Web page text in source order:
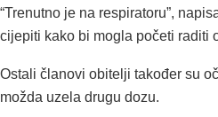
“Trenutno je na respiratoru”,
cijepiti kako bi mogla početi raditi
Ostali članovi obitelji također su
možda uzela drugu dozu.